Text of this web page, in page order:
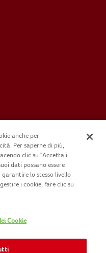
anche per
Per saperne di più,
clic su "Accetta i
dati possano essere
lo stesso livello
i cookie, fare clic su
Cookie